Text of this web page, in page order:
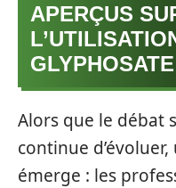
APERÇUS
GLYPHOSATE
Alors que le débat
continue
émerge : les